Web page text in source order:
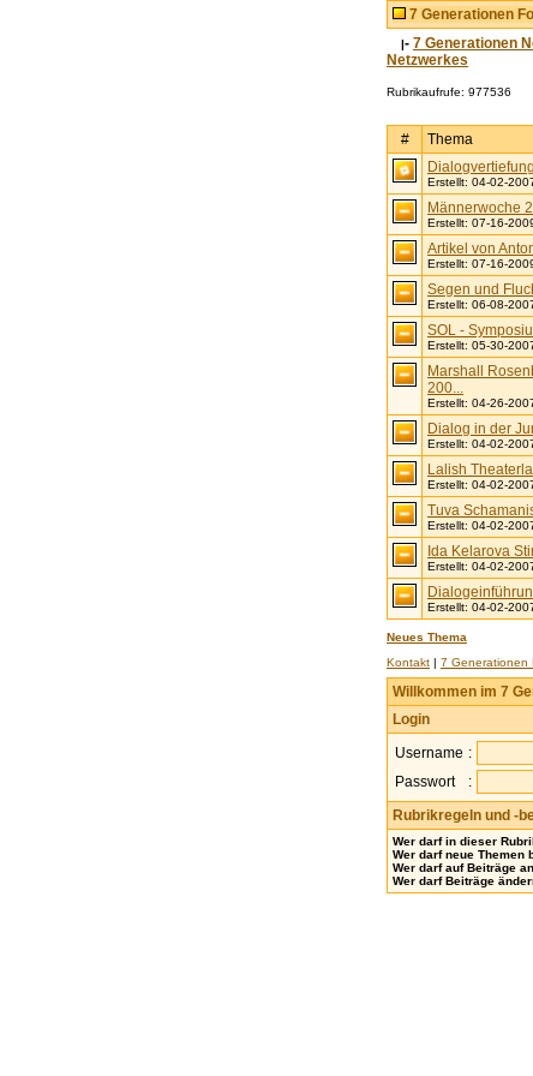
7 Generationen
|- 7 Generationen
Netzwerkes
Rubrikaufrufe: 977536
# Thema
Dialogvertiefung I
Erstellt: 04-02-
Männerwoche
Erstellt: 07-16-
Artikel von
Erstellt: 07-16-
Segen und
Erstellt: 06-08-
SOL -
Erstellt: 05-30-
Marshall
200...
Erstellt: 04-26-
Dialog in der
Erstellt: 04-02-
Lalish
Erstellt: 04-02-
Tuva
Erstellt: 04-02-
Ida Kelarova
Erstellt: 04-02-
Erstellt: 04-02-
Neues Thema
Kontakt | 7 Generationen
Willkommen im 7
Login
Username :
Passwort
:
Rubrikregeln und -
Wer darf in dieser
Wer darf neue Themen
Wer darf auf Beiträge
Wer darf Beiträge